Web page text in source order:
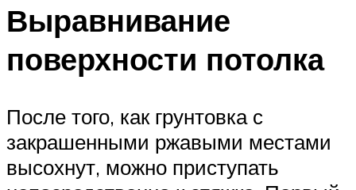
Выравнивание
поверхности потолка
После того, как грунтовка с
закрашенными ржавыми местами
высохнут, можно приступать